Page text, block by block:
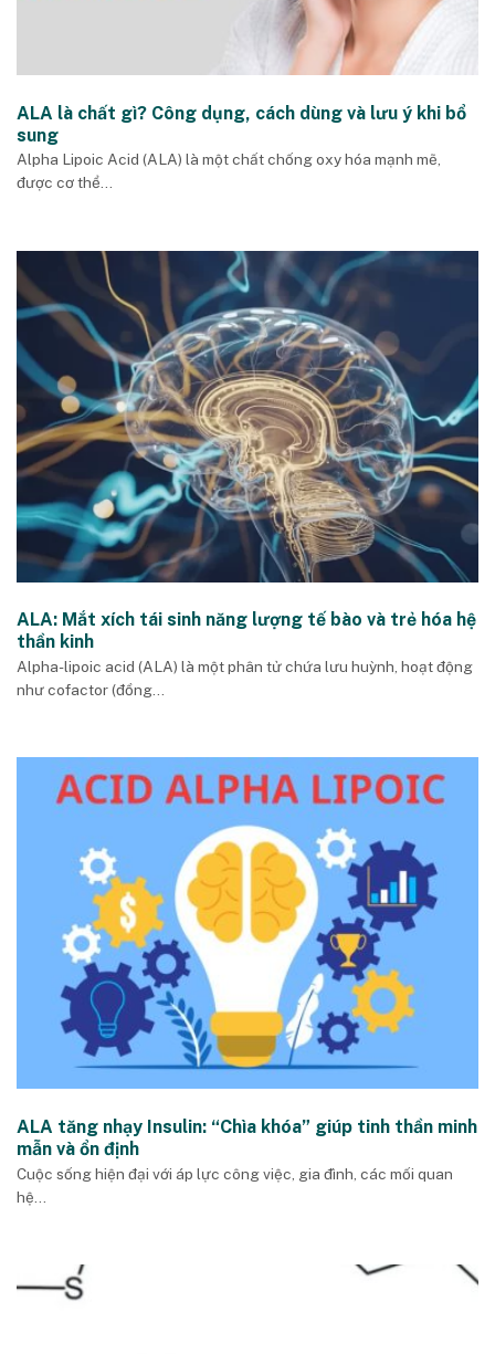
ALA là chất gì? Công dụng, cách dùng và lưu ý khi bổ
sung
Alpha Lipoic Acid (ALA) là một chất chống oxy hóa mạnh mẽ,
được cơ thể...
ALA: Mắt xích tái sinh năng lượng tế bào và trẻ hóa hệ
thần kinh
Alpha-lipoic acid (ALA) là một phân tử chứa lưu huỳnh, hoạt động
như cofactor (đồng...
ALA tăng nhạy Insulin: “Chìa khóa” giúp tinh thần minh
mẫn và ổn định
Cuộc sống hiện đại với áp lực công việc, gia đình, các mối quan
hệ...